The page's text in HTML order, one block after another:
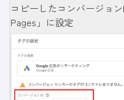
コピーしたコンバージョ
Pages」に設定